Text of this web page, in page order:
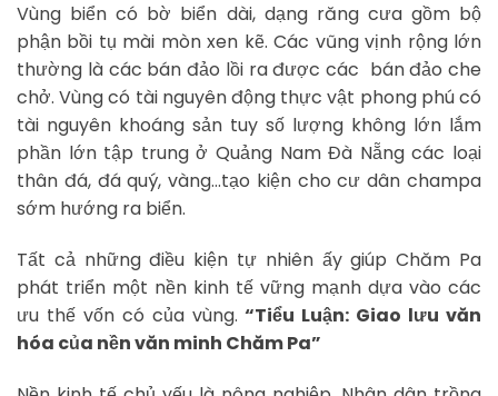
Vùng biển có bờ biển dài, dạng răng cưa gồm bộ
phận bồi tụ mài mòn xen kẽ. Các vũng vịnh rộng lớn
thường là các bán đảo lồi ra được các bán đảo che
chở. Vùng có tài nguyên động thực vật phong phú có
tài nguyên khoáng sản tuy số lượng không lớn lắm
phần lớn tập trung ở Quảng Nam Đà Nẵng các loại
thân đá, đá quý, vàng…tạo kiện cho cư dân champa
sớm hướng ra biển.
Tất cả những điều kiện tự nhiên ấy giúp Chăm Pa
phát triển một nền kinh tế vững mạnh dựa vào các
ưu thế vốn có của vùng.“Tiểu Luận: Giao lưu văn
hóa của nền văn minh Chăm Pa”